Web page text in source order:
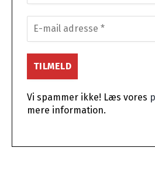
Vi spammer ikke! Læs vores
mere information.